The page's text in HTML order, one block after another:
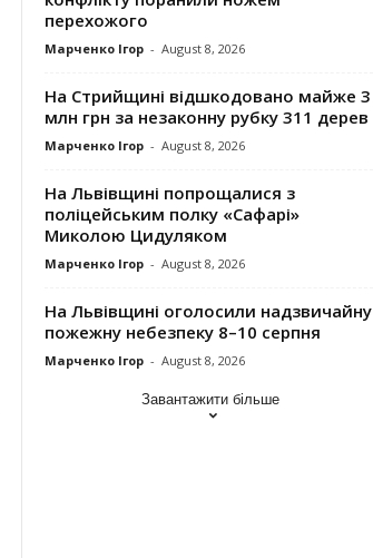
перехожого
Марченко Ігор - August 8, 2026
На Стрийщині відшкодовано майже 3
млн грн за незаконну рубку 311 дерев
Марченко Ігор - August 8, 2026
На Львівщині попрощалися з
поліцейським полку «Сафарі»
Миколою Цидуляком
Марченко Ігор - August 8, 2026
На Львівщині оголосили надзвичайну
пожежну небезпеку 8–10 серпня
Марченко Ігор - August 8, 2026
Завантажити більше